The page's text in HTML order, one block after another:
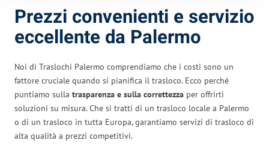
Prezzi convenienti e servizio
eccellente da Palermo
Noi di Traslochi Palermo comprendiamo che i costi sono un
fattore cruciale quando si pianifica il trasloco. Ecco perché
puntiamo sulla trasparenza e sulla correttezza per offrirti
soluzioni su misura. Che si tratti di un trasloco locale a Palermo
o di un trasloco in tutta Europa, garantiamo servizi di trasloco di
alta qualità a prezzi competitivi.